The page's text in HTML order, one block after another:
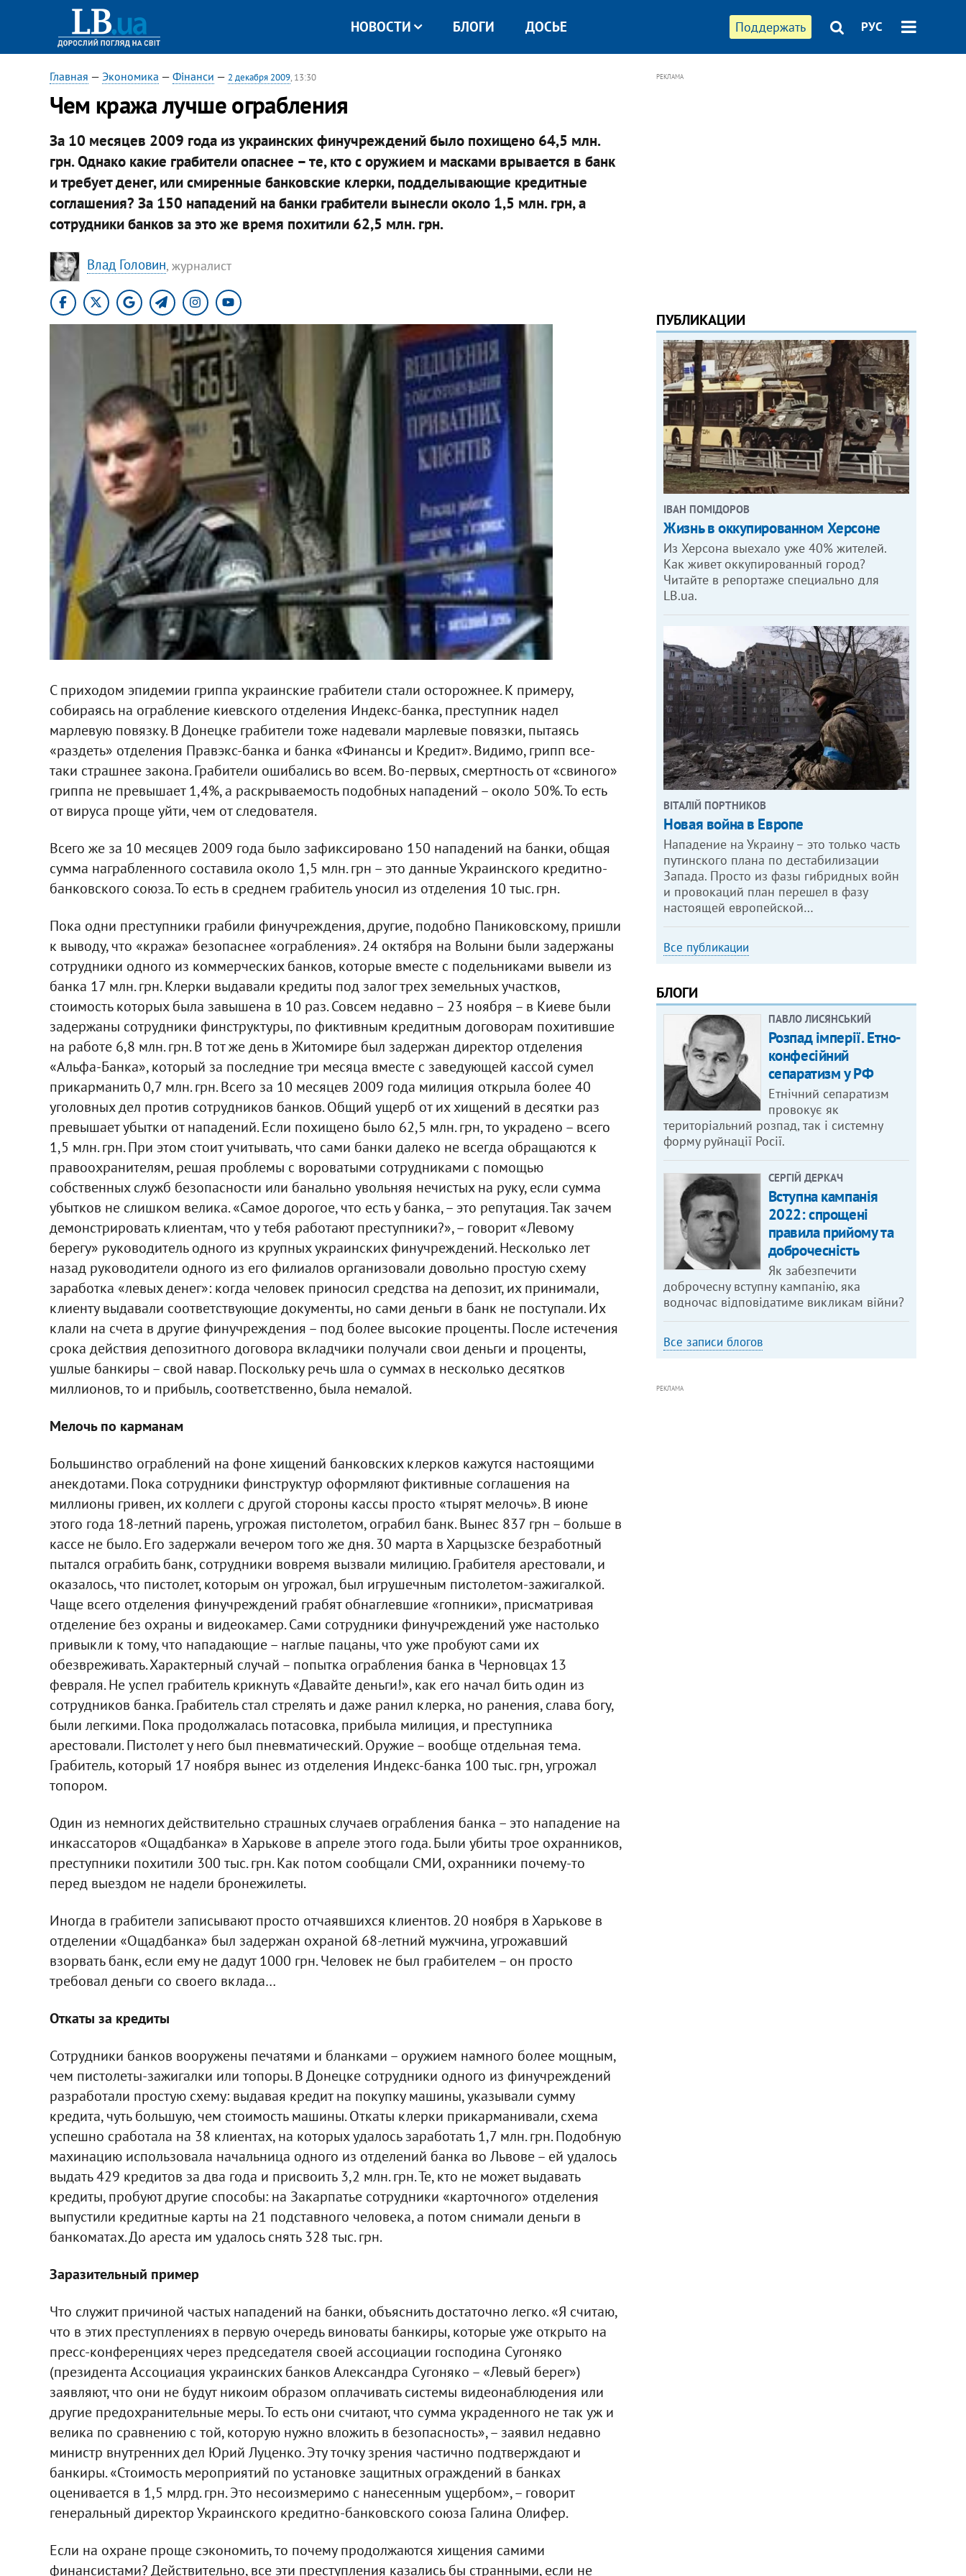
Поддержать РУС
НОВОСТИ БЛОГИ ДОСЬЕ
Главная — Экономика — Фінанси — 2 декабря 2009, 13:30
Чем кража лучше ограбления
За 10 месяцев 2009 года из украинских финучреждений было похищено 64,5 млн.
грн. Однако какие грабители опаснее – те, кто с оружием и масками врывается в банк
и требует денег, или смиренные банковские клерки, подделывающие кредитные
соглашения? За 150 нападений на банки грабители вынесли около 1,5 млн. грн, а
сотрудники банков за это же время похитили 62,5 млн. грн.
Влад Головин, журналист
С приходом эпидемии гриппа украинские грабители стали осторожнее. К примеру,
собираясь на ограбление киевского отделения Индекс-банка, преступник надел
марлевую повязку. В Донецке грабители тоже надевали марлевые повязки, пытаясь
«раздеть» отделения Правэкс-банка и банка «Финансы и Кредит». Видимо, грипп все-
таки страшнее закона. Грабители ошибались во всем. Во-первых, смертность от «свиного»
гриппа не превышает 1,4%, а раскрываемость подобных нападений – около 50%. То есть
от вируса проще уйти, чем от следователя.
Всего же за 10 месяцев 2009 года было зафиксировано 150 нападений на банки, общая
сумма награбленного составила около 1,5 млн. грн – это данные Украинского кредитно-
банковского союза. То есть в среднем грабитель уносил из отделения 10 тыс. грн.
Пока одни преступники грабили финучреждения, другие, подобно Паниковскому, пришли
к выводу, что «кража» безопаснее «ограбления». 24 октября на Волыни были задержаны
сотрудники одного из коммерческих банков, которые вместе с подельниками вывели из
банка 17 млн. грн. Клерки выдавали кредиты под залог трех земельных участков,
стоимость которых была завышена в 10 раз. Совсем недавно – 23 ноября – в Киеве были
задержаны сотрудники финструктуры, по фиктивным кредитным договорам похитившие
на работе 6,8 млн. грн. В тот же день в Житомире был задержан директор отделения
«Альфа-Банка», который за последние три месяца вместе с заведующей кассой сумел
прикарманить 0,7 млн. грн. Всего за 10 месяцев 2009 года милиция открыла более 40
уголовных дел против сотрудников банков. Общий ущерб от их хищений в десятки раз
превышает убытки от нападений. Если похищено было 62,5 млн. грн, то украдено – всего
1,5 млн. грн. При этом стоит учитывать, что сами банки далеко не всегда обращаются к
правоохранителям, решая проблемы с вороватыми сотрудниками с помощью
собственных служб безопасности или банально увольняя нечистых на руку, если сумма
убытков не слишком велика. «Самое дорогое, что есть у банка, – это репутация. Так зачем
демонстрировать клиентам, что у тебя работают преступники?», – говорит «Левому
берегу» руководитель одного из крупных украинских финучреждений. Несколько лет
назад руководители одного из его филиалов организовали довольно простую схему
заработка «левых денег»: когда человек приносил средства на депозит, их принимали,
клиенту выдавали соответствующие документы, но сами деньги в банк не поступали. Их
клали на счета в другие финучреждения – под более высокие проценты. После истечения
срока действия депозитного договора вкладчики получали свои деньги и проценты,
ушлые банкиры – свой навар. Поскольку речь шла о суммах в несколько десятков
миллионов, то и прибыль, соответственно, была немалой.
Мелочь по карманам
Большинство ограблений на фоне хищений банковских клерков кажутся настоящими
анекдотами. Пока сотрудники финструктур оформляют фиктивные соглашения на
миллионы гривен, их коллеги с другой стороны кассы просто «тырят мелочь». В июне
этого года 18-летний парень, угрожая пистолетом, ограбил банк. Вынес 837 грн – больше в
кассе не было. Его задержали вечером того же дня. 30 марта в Харцызске безработный
пытался ограбить банк, сотрудники вовремя вызвали милицию. Грабителя арестовали, и
оказалось, что пистолет, которым он угрожал, был игрушечным пистолетом-зажигалкой.
Чаще всего отделения финучреждений грабят обнаглевшие «гопники», присматривая
отделение без охраны и видеокамер. Сами сотрудники финучреждений уже настолько
привыкли к тому, что нападающие – наглые пацаны, что уже пробуют сами их
обезвреживать. Характерный случай – попытка ограбления банка в Черновцах 13
февраля. Не успел грабитель крикнуть «Давайте деньги!», как его начал бить один из
сотрудников банка. Грабитель стал стрелять и даже ранил клерка, но ранения, слава богу,
были легкими. Пока продолжалась потасовка, прибыла милиция, и преступника
арестовали. Пистолет у него был пневматический. Оружие – вообще отдельная тема.
Грабитель, который 17 ноября вынес из отделения Индекс-банка 100 тыс. грн, угрожал
топором.
Один из немногих действительно страшных случаев ограбления банка – это нападение на
инкассаторов «Ощадбанка» в Харькове в апреле этого года. Были убиты трое охранников,
преступники похитили 300 тыс. грн. Как потом сообщали СМИ, охранники почему-то
перед выездом не надели бронежилеты.
Иногда в грабители записывают просто отчаявшихся клиентов. 20 ноября в Харькове в
отделении «Ощадбанка» был задержан охраной 68-летний мужчина, угрожавший
взорвать банк, если ему не дадут 1000 грн. Человек не был грабителем – он просто
требовал деньги со своего вклада…
Откаты за кредиты
Сотрудники банков вооружены печатями и бланками – оружием намного более мощным,
чем пистолеты-зажигалки или топоры. В Донецке сотрудники одного из финучреждений
разработали простую схему: выдавая кредит на покупку машины, указывали сумму
кредита, чуть большую, чем стоимость машины. Откаты клерки прикарманивали, схема
успешно сработала на 38 клиентах, на которых удалось заработать 1,7 млн. грн. Подобную
махинацию использовала начальница одного из отделений банка во Львове – ей удалось
выдать 429 кредитов за два года и присвоить 3,2 млн. грн. Те, кто не может выдавать
кредиты, пробуют другие способы: на Закарпатье сотрудники «карточного» отделения
выпустили кредитные карты на 21 подставного человека, а потом снимали деньги в
банкоматах. До ареста им удалось снять 328 тыс. грн.
Заразительный пример
Что служит причиной частых нападений на банки, объяснить достаточно легко. «Я считаю,
что в этих преступлениях в первую очередь виноваты банкиры, которые уже открыто на
пресс-конференциях через председателя своей ассоциации господина Сугоняко
(президента Ассоциация украинских банков Александра Сугоняко – «Левый берег»)
заявляют, что они не будут никоим образом оплачивать системы видеонаблюдения или
другие предохранительные меры. То есть они считают, что сумма украденного не так уж и
велика по сравнению с той, которую нужно вложить в безопасность», – заявил недавно
министр внутренних дел Юрий Луценко. Эту точку зрения частично подтверждают и
банкиры. «Стоимость мероприятий по установке защитных ограждений в банках
оценивается в 1,5 млрд. грн. Это несоизмеримо с нанесенным ущербом», – говорит
генеральный директор Украинского кредитно-банковского союза Галина Олифер.
Если на охране проще сэкономить, то почему продолжаются хищения самими
финансистами? Действительно, все эти преступления казались бы странными, если не
РЕКЛАМА
ПУБЛИКАЦИИ
ІВАН ПОМІДОРОВ
Жизнь в оккупированном Херсоне
Из Херсона выехало уже 40% жителей.
Как живет оккупированный город?
Читайте в репортаже специально для
LB.ua.
ВІТАЛІЙ ПОРТНИКОВ
Новая война в Европе
Нападение на Украину – это только часть
путинского плана по дестабилизации
Запада. Просто из фазы гибридных войн
и провокаций план перешел в фазу
настоящей европейской…
Все публикации
БЛОГИ
ПАВЛО ЛИСЯНСЬКИЙ
Розпад імперії. Етно-
конфесійний
сепаратизм у РФ
Етнічний сепаратизм
провокує як
територіальний розпад, так і системну
форму руйнації Росії.
СЕРГІЙ ДЕРКАЧ
Вступна кампанія
2022: спрощені
правила прийому та
доброчесність
Як забезпечити
доброчесну вступну кампанію, яка
водночас відповідатиме викликам війни?
Все записи блогов
РЕКЛАМА